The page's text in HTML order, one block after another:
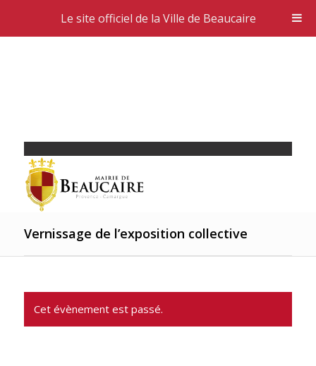
Vernissage de l’exposition collective
Cet évènement est passé.
Le site officiel de la Ville de Beaucaire